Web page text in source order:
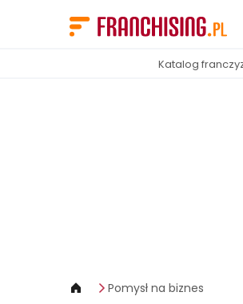
Katalog
Pomysł na biznes